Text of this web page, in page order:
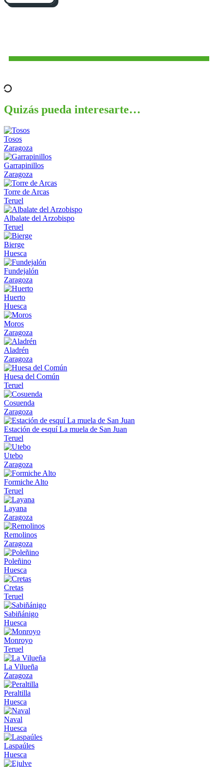
Quizás pueda interesarte…
Tosos
Zaragoza
Garrapinillos
Zaragoza
Torre de Arcas
Teruel
Albalate del Arzobispo
Teruel
Bierge
Huesca
Fundejalón
Zaragoza
Huerto
Huesca
Moros
Zaragoza
Aladrén
Zaragoza
Huesa del Común
Teruel
Cosuenda
Zaragoza
Estación de esquí La muela de San Juan
Teruel
Utebo
Zaragoza
Formiche Alto
Teruel
Layana
Zaragoza
Remolinos
Zaragoza
Poleñino
Huesca
Cretas
Teruel
Sabiñánigo
Huesca
Monroyo
Teruel
La Vilueña
Zaragoza
Peraltilla
Huesca
Naval
Huesca
Laspaúles
Huesca